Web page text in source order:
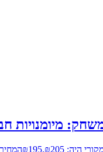
היה: ₪205. ₪195 המחיר